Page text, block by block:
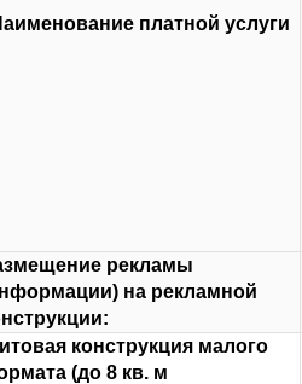
платной услуги
рекламы
на рекламной
конструкция малого
(до 8 кв. м